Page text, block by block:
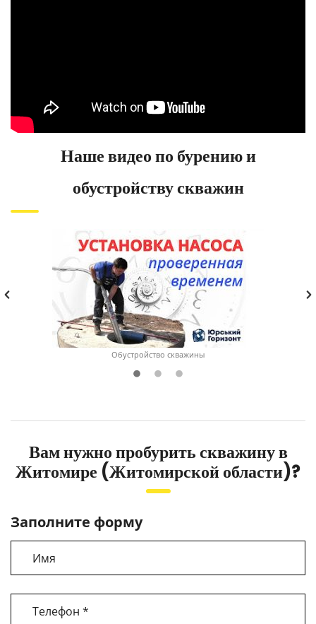
Наше видео по бурению и
обустройству скважин
Обустройство скважины
Вам нужно пробурить скважину в
Житомире (Житомирской области)?
Заполните форму